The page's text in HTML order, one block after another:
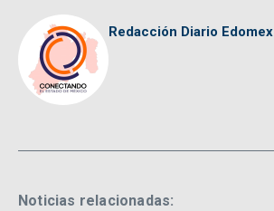
Redacción Diario Edomex
Noticias relacionadas: